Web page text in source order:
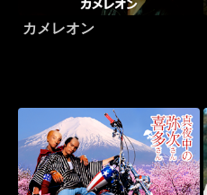
カメレオン